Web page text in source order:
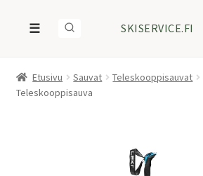
☰ SKISERVICE.FI
Etusivu Sauvat Teleskooppisauvat
Teleskooppisauva